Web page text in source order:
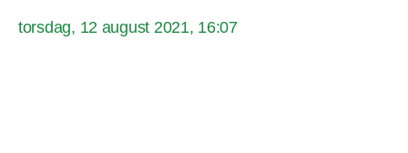
torsdag, 12 august 2021, 16:07